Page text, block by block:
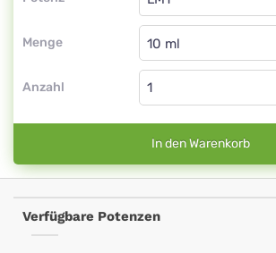
Menge
Dilution
Anzahl
In den Warenkorb
Verfügbare Potenzen